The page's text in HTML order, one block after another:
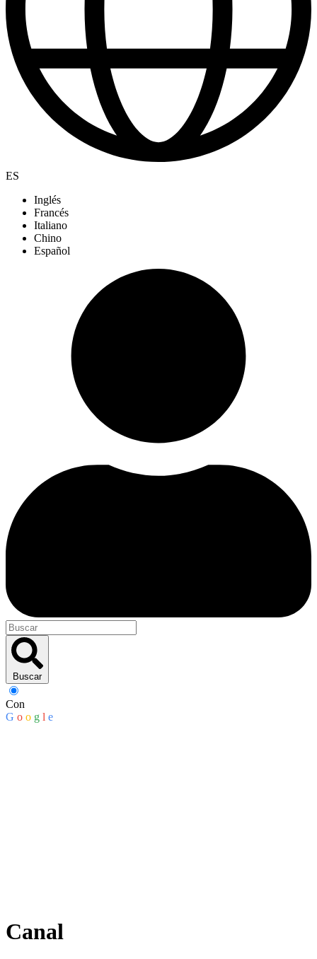
ES
Inglés
Francés
Italiano
Chino
Español
Buscar
Con
G o o g l e
Canal